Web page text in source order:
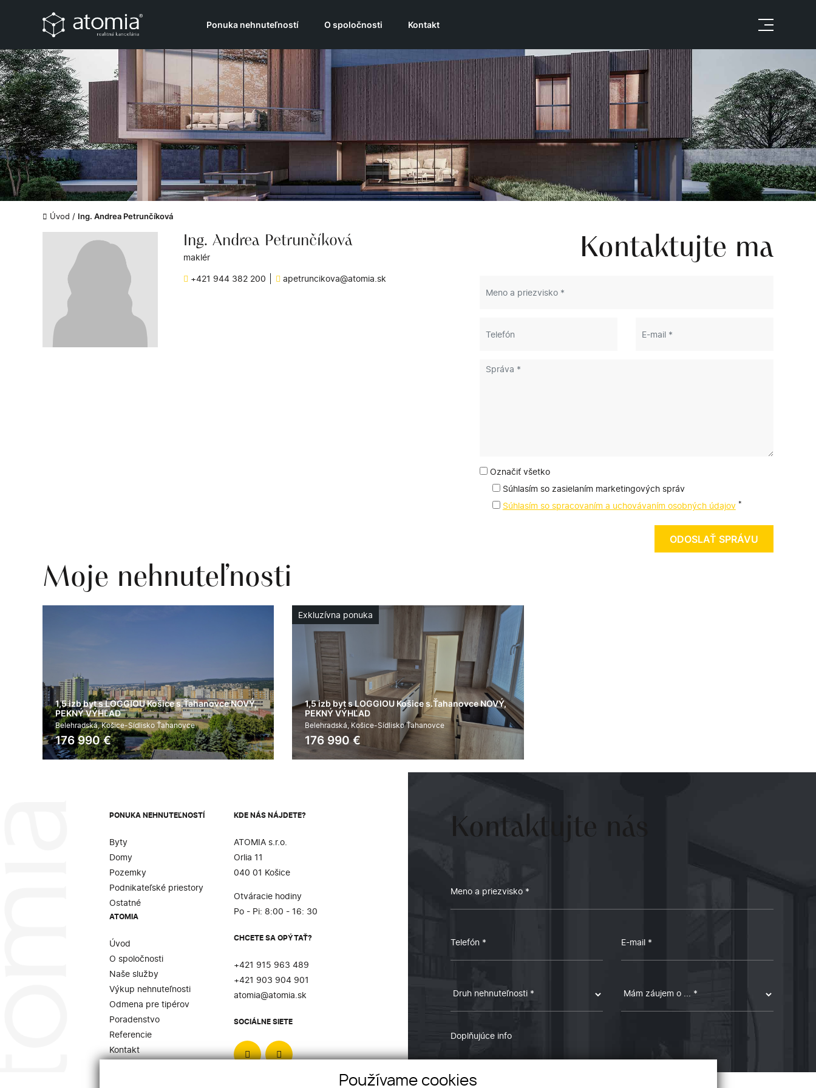
Používame cookies
Ponuka nehnuteľností O spoločnosti Kontakt
Úvod / Ing. Andrea Petrunčíková
Ing. Andrea Petrunčíková
maklér
+421 944 382 200 apetruncikova@atomia.sk
Kontaktujte ma
Označiť všetko
Súhlasím so zasielaním marketingových správ
Súhlasím so spracovaním a uchovávaním osobných údajov *
Moje nehnuteľnosti
1,5 izb byt s LOGGIOU Košice s.Ťahanovce NOVÝ,
PEKNÝ VÝHĽAD
Belehradská, Košice-Sídlisko Ťahanovce
176 990€
2 39 m áno
Exkluzívna ponuka
1,5 izb byt s LOGGIOU Košice s.Ťahanovce NOVÝ,
PEKNÝ VÝHĽAD
Belehradská, Košice-Sídlisko Ťahanovce
176 990€
2 39 m áno
Kontaktujte nás
PONUKA NEHNUTEĽNOSTÍ
Byty
Domy
Pozemky
Podnikateľské priestory
Ostatné
ATOMIA
Úvod
O spoločnosti
Naše služby
Výkup nehnuteľnosti
Odmena pre tipérov
Poradenstvo
Referencie
Kontakt
KDE NÁS NÁJDETE?
ATOMIA s.r.o.
Orlia 11
040 01 Košice
Otváracie hodiny
Po - Pi: 8:00 - 16: 30
CHCETE SA OPÝTAŤ?
+421 915 963 489
+421 903 904 901
atomia@atomia.sk
SOCIÁLNE SIETE